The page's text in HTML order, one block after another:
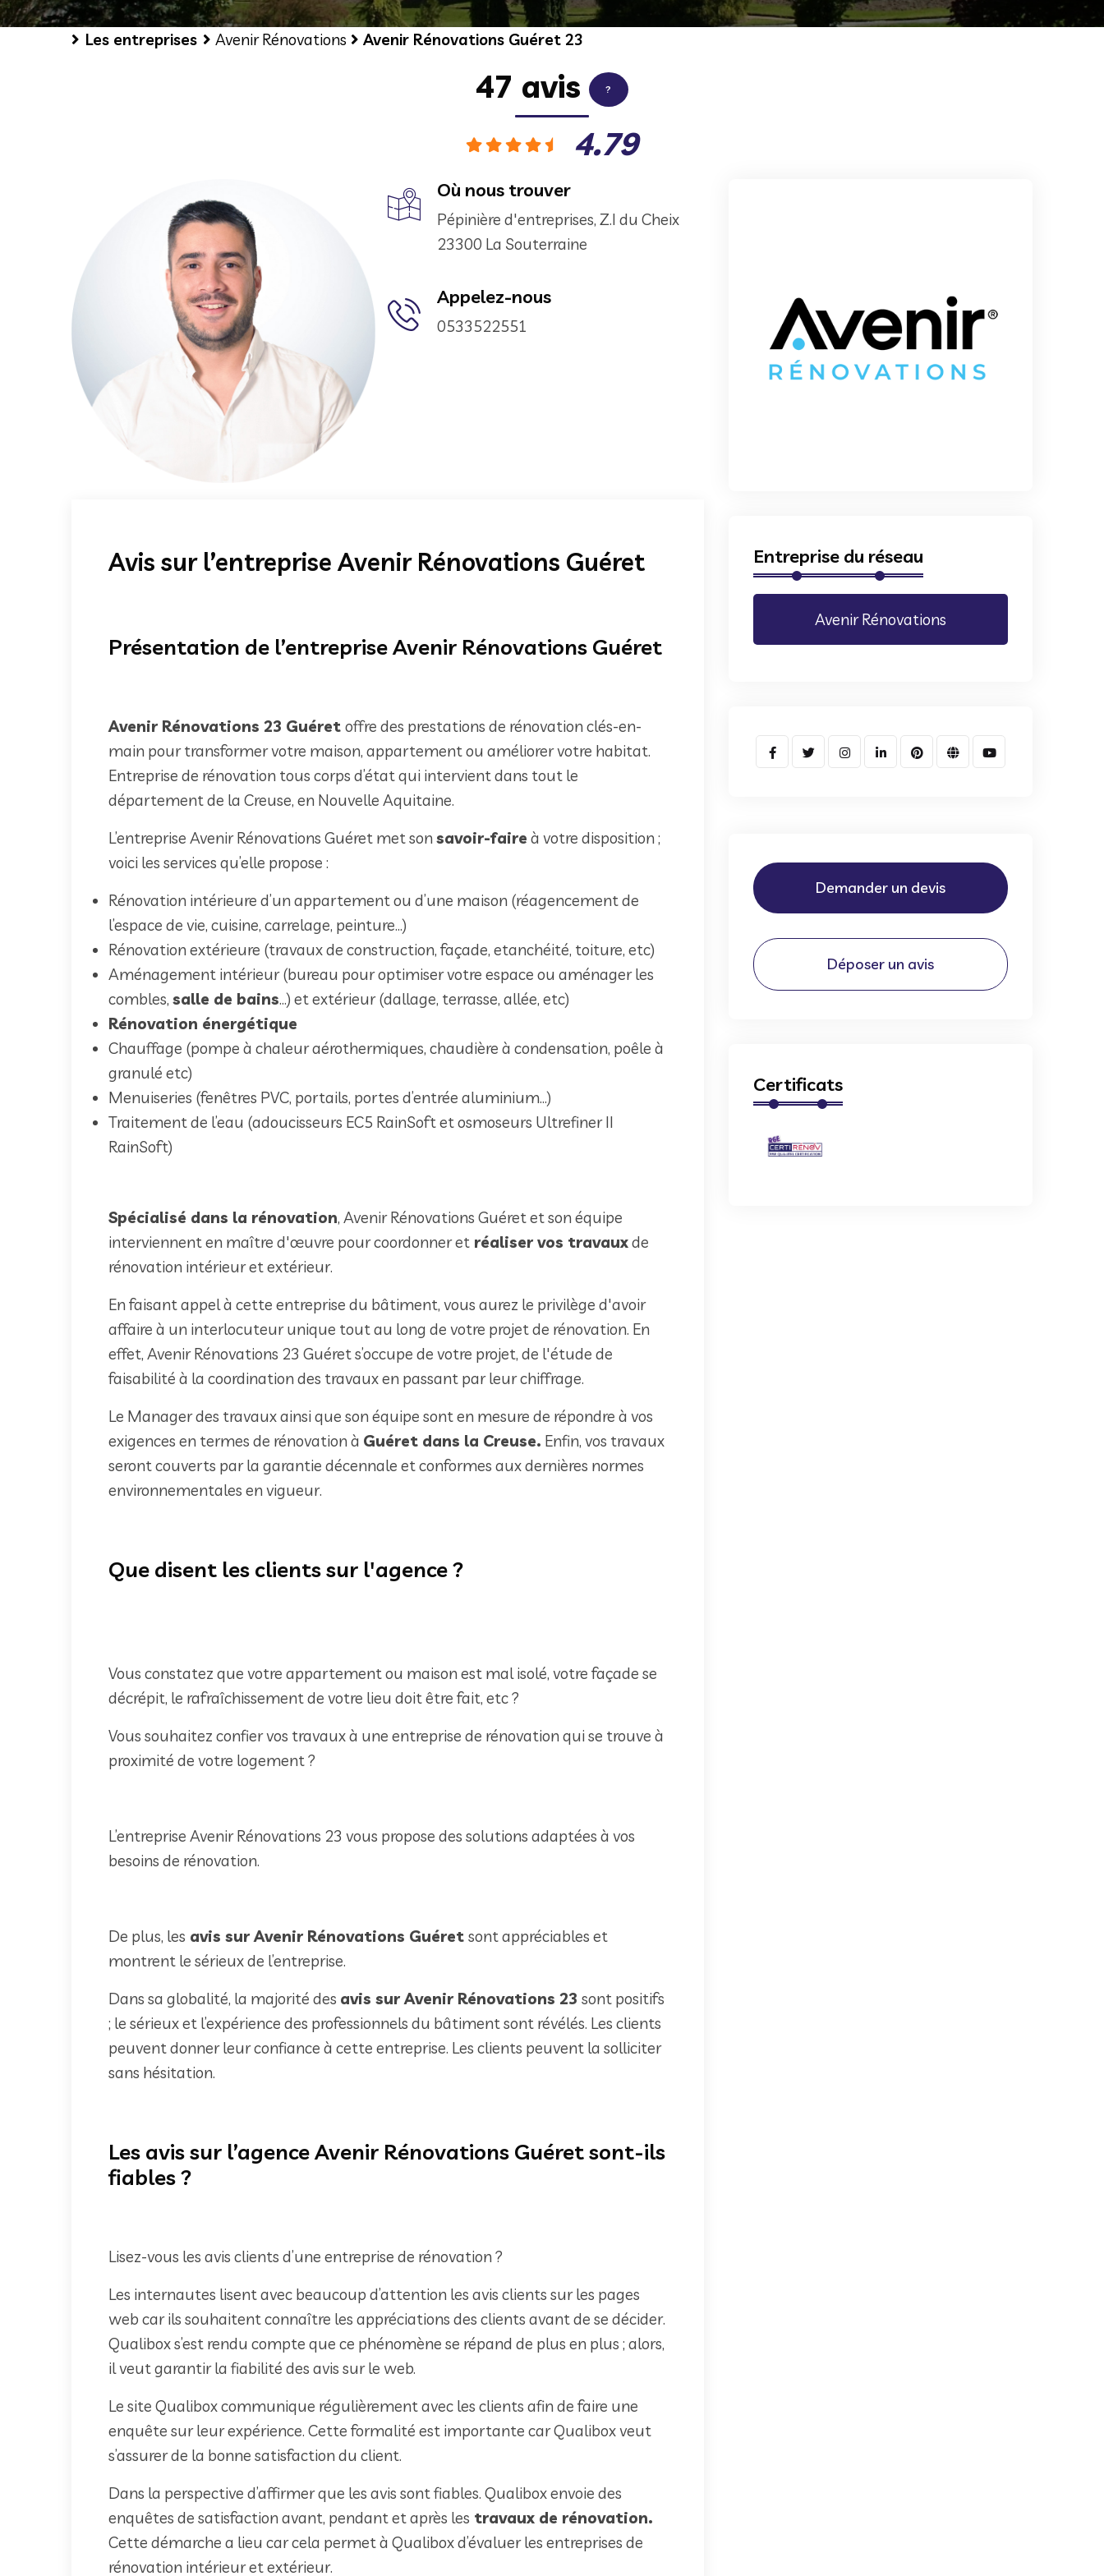
Les entreprises Avenir Rénovations Avenir Rénovations Guéret 23
47 avis ?
4.79
Où nous trouver
Pépinière d'entreprises, Z.I du Cheix
23300 La Souterraine
Appelez-nous
0533522551
Avis sur l’entreprise Avenir Rénovations Guéret
Présentation de l’entreprise Avenir Rénovations Guéret
Avenir Rénovations 23 Guéret offre des prestations de rénovation clés-en-
main pour transformer votre maison, appartement ou améliorer votre habitat.
Entreprise de rénovation tous corps d’état qui intervient dans tout le
département de la Creuse, en Nouvelle Aquitaine.
L’entreprise Avenir Rénovations Guéret met sonsavoir-faire à votre disposition ;
voici les services qu’elle propose :
Rénovation intérieure d’un appartement ou d’une maison (réagencement de
l’espace de vie, cuisine, carrelage, peinture…)
Rénovation extérieure (travaux de construction, façade, etanchéité, toiture, etc)
Aménagement intérieur (bureau pour optimiser votre espace ou aménager les
combles, salle de bains…) et extérieur (dallage, terrasse, allée, etc)
Rénovation énergétique
Chauffage (pompe à chaleur aérothermiques, chaudière à condensation, poêle à
granulé etc)
Menuiseries (fenêtres PVC, portails, portes d’entrée aluminium…)
Traitement de l’eau (adoucisseurs EC5 RainSoft et osmoseurs Ultrefiner II
RainSoft)
Spécialisé dans la rénovation, Avenir Rénovations Guéret et son équipe
interviennent en maître d'œuvre pour coordonner et réaliser vos travauxde
rénovation intérieur et extérieur.
En faisant appel à cette entreprise du bâtiment, vous aurez le privilège d'avoir
affaire à un interlocuteur unique tout au long de votre projet de rénovation. En
effet, Avenir Rénovations 23 Guéret s’occupe de votre projet, de l'étude de
faisabilité à la coordination des travaux en passant par leur chiffrage.
Le Manager des travaux ainsi que son équipe sont en mesure de répondre à vos
exigences en termes de rénovation à Guéret dans la Creuse. Enfin, vos travaux
seront couverts par la garantie décennale et conformes aux dernières normes
environnementales en vigueur.
Que disent les clients sur l'agence ?
Vous constatez que votre appartement ou maison est mal isolé, votre façade se
décrépit, le rafraîchissement de votre lieu doit être fait, etc ?
Vous souhaitez confier vos travaux à une entreprise de rénovation qui se trouve à
proximité de votre logement ?
L’entreprise Avenir Rénovations 23 vous propose des solutions adaptées à vos
besoins de rénovation.
De plus, les avis sur Avenir Rénovations Guéret sont appréciables et
montrent le sérieux de l’entreprise.
Dans sa globalité, la majorité des avis sur Avenir Rénovations 23 sont positifs
; le sérieux et l’expérience des professionnels du bâtiment sont révélés. Les clients
peuvent donner leur confiance à cette entreprise. Les clients peuvent la solliciter
sans hésitation.
Les avis sur l’agence Avenir Rénovations Guéret sont-ils
fiables ?
Lisez-vous les avis clients d’une entreprise de rénovation ?
Les internautes lisent avec beaucoup d’attention les avis clients sur les pages
web car ils souhaitent connaître les appréciations des clients avant de se décider.
Qualibox s’est rendu compte que ce phénomène se répand de plus en plus ; alors,
il veut garantir la fiabilité des avis sur le web.
Le site Qualibox communique régulièrement avec les clients afin de faire une
enquête sur leur expérience. Cette formalité est importante car Qualibox veut
s’assurer de la bonne satisfaction du client.
Dans la perspective d’affirmer que les avis sont fiables. Qualibox envoie des
enquêtes de satisfaction avant, pendant et après les travaux de rénovation.
Cette démarche a lieu car cela permet à Qualibox d’évaluer les entreprises de
rénovation intérieur et extérieur.
Entreprise du réseau
Avenir Rénovations
Demander un devis
Déposer un avis
Certificats